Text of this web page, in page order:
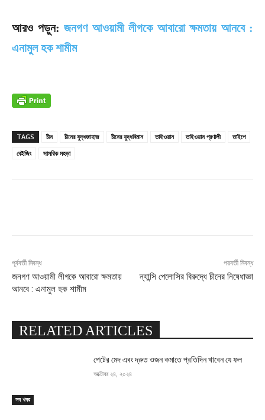
আরও পড়ুন: জনগণ আওয়ামী লীগকে আবারো ক্ষমতায় আনবে :
এনামুল হক শামীম
TAGS চীন চীনের যুদ্ধজাহাজ চীনের যুদ্ধবিমান তাইওয়ান তাইওয়ান প্রণালী
তাইপে
বেইজিং
সামরিক মহড়া
পূর্ববর্তী নিবন্ধ
জনগণ আওয়ামী লীগকে আবারো ক্ষমতায়
আনবে : এনামুল হক শামীম
পরবর্তী নিবন্ধ
ন্যান্সি পেলোসির বিরুদ্ধে চীনের নিষেধাজ্ঞা
RELATED ARTICLES
সব খবর
পেটের মেদ এবং দ্রুত ওজন কমাতে প্রতিদিন খাবেন যে ফল
অক্টোবর ২৪, ২০২৪